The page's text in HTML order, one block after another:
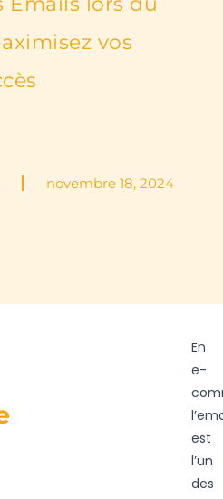
vos
novembre 18, 2024
En
e-
est
l’un
des